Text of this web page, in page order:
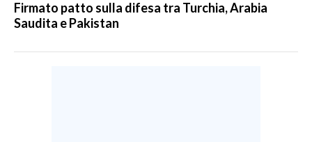
Firmato patto sulla difesa tra Turchia, Arabia
Saudita e Pakistan